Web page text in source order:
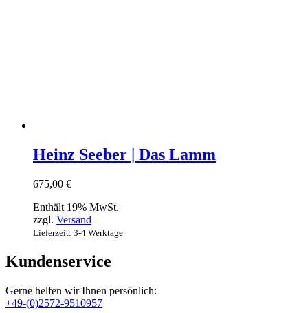
Heinz Seeber | Das Lamm
675,00 €
Enthält 19% MwSt.
zzgl. Versand
Lieferzeit: 3-4 Werktage
Kundenservice
Gerne helfen wir Ihnen persönlich:
+49-(0)2572-9510957